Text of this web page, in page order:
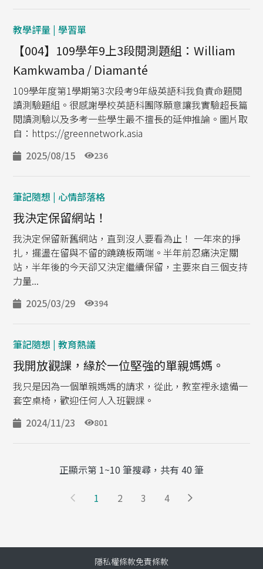
教學評量 | 學習單
【004】109學年9上3段閱測題組：William
Kamkwamba / Diamanté
109學年度第1學期第3次段考9年級英語科我負責命題閱
讀測驗題組。很感謝學校英語科團隊願意讓我實驗超長篇
閱讀測驗以及多考一些學生最不擅長的延伸推論。圖片取
自：https://greennetwork.asia
2025/08/15
236
筆記隨想 | 心情部落格
我決定保留網站！
我決定保留新舊網站，直到沒人要看為止！ 一年來的掙
扎，擺盪在留與不留的蹺蹺板兩端。半年前忍痛決定關
站，半年後的今天卻又決定繼續保留，主要來自三個支持
力量...
2025/03/29
394
筆記隨想 | 教育熱議
我開放觀課，緣於一位堅強的單親媽媽。
我只是因為一個單親媽媽的請求，從此，教室裡永遠備一
套空桌椅，歡迎任何人入班觀課。
2024/11/23
801
Pagination
Previous page
1 2 3 4 下一頁
正顯示第 1~10 筆搜尋，共有 40 筆
隱私權條款免責條款